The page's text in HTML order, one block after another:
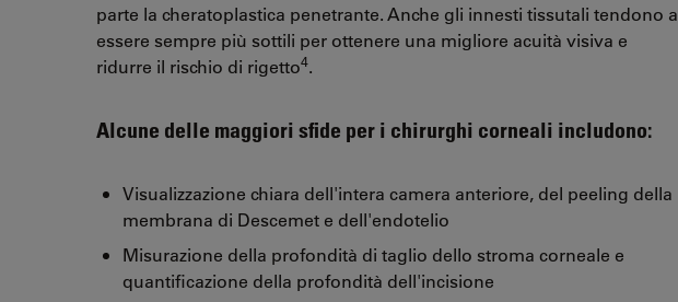
parte la cheratoplastica penetrante. Anche gli innesti tissutali tendono a
essere sempre più sottili per ottenere una migliore acuità visiva e
ridurre il rischio di rigetto4.
Alcune delle maggiori sfide per i chirurghi corneali includono:
Visualizzazione chiara dell'intera camera anteriore, del peeling della
membrana di Descemet e dell'endotelio
Misurazione della profondità di taglio dello stroma corneale e
quantificazione della profondità dell'incisione